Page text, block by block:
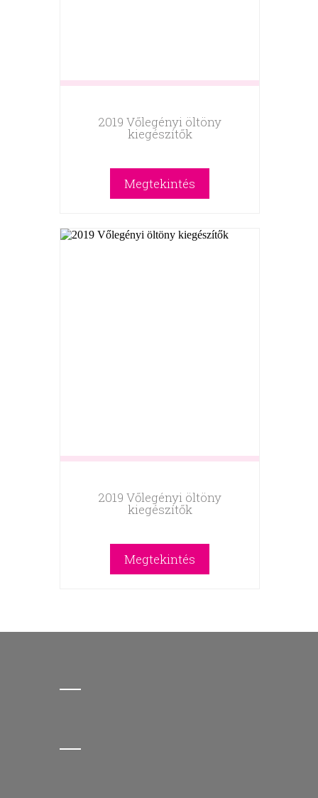
2019 Vőlegényi öltöny
kiegészítők
Megtekintés
2019 Vőlegényi öltöny
kiegészítők
Megtekintés